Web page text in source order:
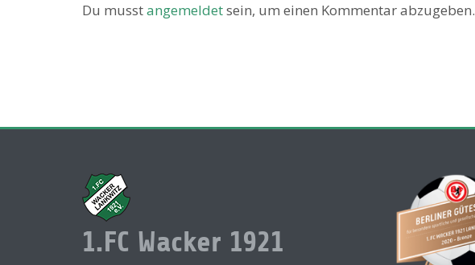
Du musstangemeldetsein, um einen Kommentar abzugeben.
1.FC Wacker 1921